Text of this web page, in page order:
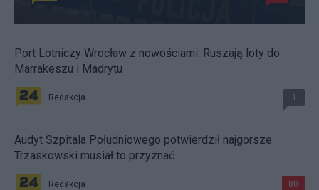
Port Lotniczy Wrocław z nowościami. Ruszają loty do
Marrakeszu i Madrytu
Redakcja 1
Audyt Szpitala Południowego potwierdził najgorsze.
Trzaskowski musiał to przyznać
Redakcja 80